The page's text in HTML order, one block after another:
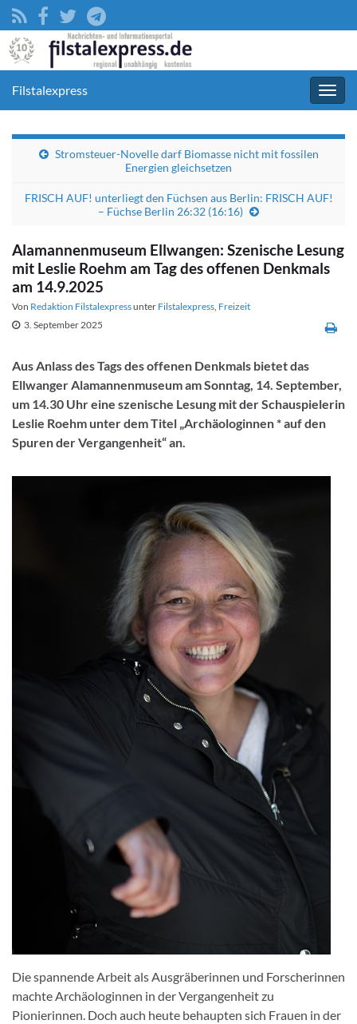
Filstalexpress
Stromsteuer-Novelle darf Biomasse nicht mit fossilen
Energien gleichsetzen
FRISCH AUF! unterliegt den Füchsen aus Berlin: FRISCH AUF!
– Füchse Berlin 26:32 (16:16)
Alamannenmuseum Ellwangen: Szenische Lesung
mit Leslie Roehm am Tag des offenen Denkmals
am 14.9.2025
Von Redaktion Filstalexpressunter Filstalexpress, Freizeit
3. September 2025
Aus Anlass des Tags des offenen Denkmals bietet das
Ellwanger Alamannenmuseum am Sonntag, 14. September,
um 14.30 Uhr eine szenische Lesung mit der Schauspielerin
Leslie Roehm unter dem Titel „Archäologinnen * auf den
Spuren der Vergangenheit“ an.
Die spannende Arbeit als Ausgräberinnen und Forscherinnen
machte Archäologinnen in der Vergangenheit zu
Pionierinnen. Doch auch heute behaupten sich Frauen in der